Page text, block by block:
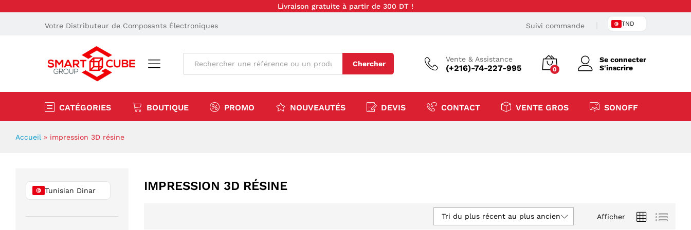
Livraison gratuite à partir de 300 DT !
Votre Distributeur de Composants Électroniques Suivi commande TND
Tout Chercher
Vente & Assistance
(+216)-74-227-995 0
Se connecter
S'inscrire
CATÉGORIES BOUTIQUE PROMO NOUVEAUTÉS DEVIS CONTACT VENTE GROS SONOFF
Accueil » impression 3D résine
IMPRESSION 3D RÉSINE
Afficher
Tri du plus récent au plus ancien
Tunisian Dinar